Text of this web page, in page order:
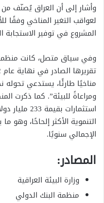
وأشار إلى أن العراق يُصنّف
لعواقب التغير المناخي وفقًا
المشروع في توفير الاستجابة
وفي سياق متصل، كانت
مناخيًا طارئًا، يستدعي تحوله
ومراعاةً للبيئة”. كما ذكرت
الإجمالي سنويًا.
المصادر:
وزارة البيئة العراقية
منظمة البنك الدولي